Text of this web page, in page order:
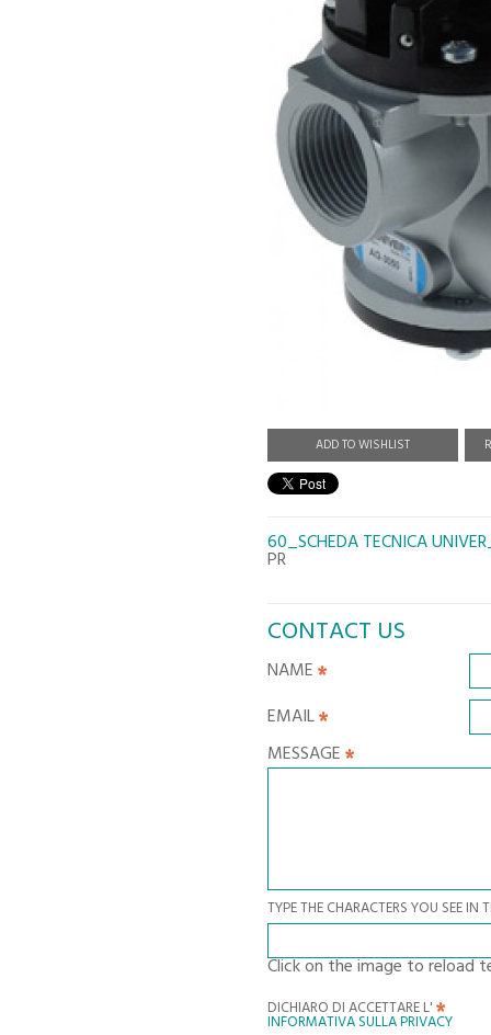
ADD TO WISHLIST
60_SCHEDA TECNICA
PR
CONTACT US
NAME
EMAIL
MESSAGE
TYPE THE CHARACTERS YOU SEE IN
Click on the image to reload
DICHIARO DI ACCETTARE L'
INFORMATIVA SULLA PRIVACY